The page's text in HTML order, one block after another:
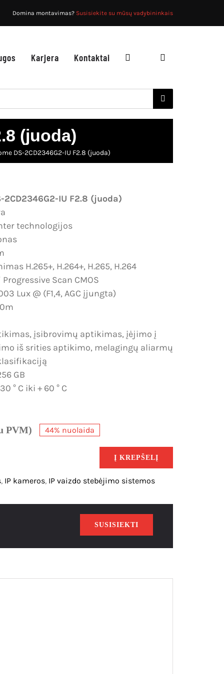
Domina montavimas? Susisiekite su mūsų vadybininkais
Karjera Kontaktai
(juoda)
DS-2CD2346G2-IU F2.8 (juoda)
IU F2.8 (juoda)
technologijos
H.265+, H.264+, H.265, H.264
Scan CMOS
Lux @ (F1,4, AGC įjungta)
įsibrovimų aptikimas, įėjimo į
iš srities aptikimo, melagingų aliarmų
GB
° C iki + 60 ° C
PVM) 44% nuolaida
Į KREPŠELĮ
, IP kameros, IP vaizdo stebėjimo sistemos
SUSISIEKTI